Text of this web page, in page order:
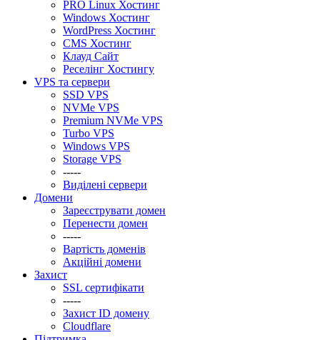
PRO Linux Хостинг
Windows Хостинг
WordPress Хостинг
CMS Хостинг
Клауд Сайт
Реселінг Хостингу
VPS та сервери
SSD VPS
NVMe VPS
Premium NVMe VPS
Turbo VPS
Windows VPS
Stоrage VPS
-----
Виділені сервери
Домени
Зареєструвати домен
Перенести домен
-----
Вартість доменів
Акційні домени
Захист
SSL сертифікати
-----
Захист ID домену
Clоudflare